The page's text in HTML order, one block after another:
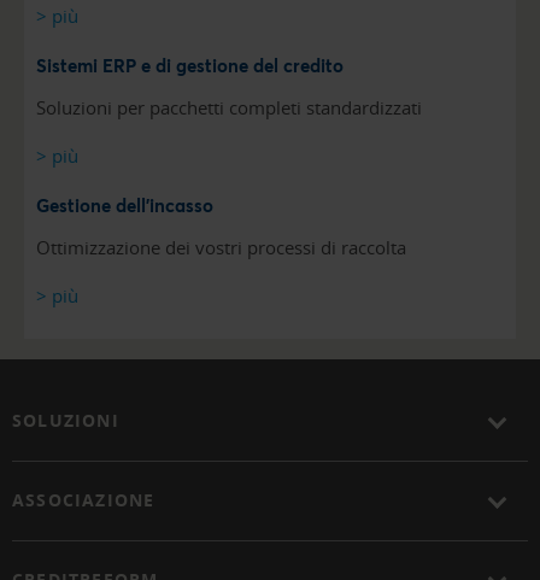
> più
Sistemi ERP e di gestione del credito
Soluzioni per pacchetti completi standardizzati
> più
Gestione dell'incasso
Ottimizzazione dei vostri processi di raccolta
> più
SOLUZIONI
ASSOCIAZIONE